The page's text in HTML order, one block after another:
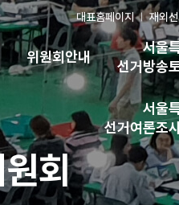
대표홈페이지 재외
위원회안내
서울
선거방송
서울
선거여론조
회